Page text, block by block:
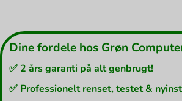
Dine fordele hos Grøn
✅ 2 års garanti på alt genbrugt!
✅ Professionelt renset, testet &